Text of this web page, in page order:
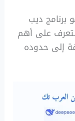
ديب
على أهم
إلى حدوده